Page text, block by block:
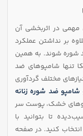
در اثربخشی آن
بر نداشتن عملکرد
شوره شوند. به همین
تنها شامپوهای ضد
مختلف گردآوری
شامپو ضد شوره زنانه
خشک، پوست سر
تا بتوانید با
کنید. در صفحه